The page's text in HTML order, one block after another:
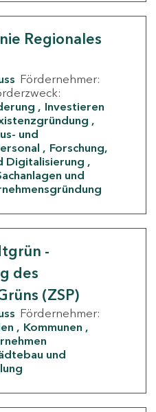
Regionales
Fördernehmer:
Investieren
und
Forschung,
Digitalisierung
und
-
des
(ZSP)
Fördernehmer:
Kommunen
und